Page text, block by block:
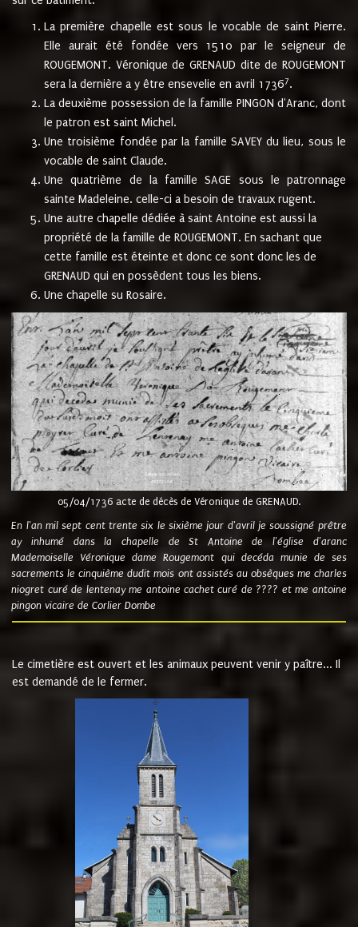
La première chapelle est sous le vocable de saint Pierre.
Elle aurait été fondée vers 1510 par le seigneur de
ROUGEMONT. Véronique de GRENAUD dite de ROUGEMONT
sera la dernière a y être ensevelie en avril 17367.
La deuxième possession de la famille PINGON d'Aranc, dont
le patron est saint Michel.
Une troisième fondée par la famille SAVEY du lieu, sous le
vocable de saint Claude.
Une quatrième de la famille SAGE sous le patronnage
sainte Madeleine. celle-ci a besoin de travaux rugent.
Une autre chapelle dédiée à saint Antoine est aussi la
propriété de la famille de ROUGEMONT. En sachant que
cette famille est éteinte et donc ce sont donc les de
GRENAUD qui en possèdent tous les biens.
Une chapelle su Rosaire.
05/04/1736 acte de décès de Véronique de GRENAUD.
En l'an mil sept cent trente six le sixième jour d'avril je soussigné prêtre
ay inhumé dans la chapelle de St Antoine de l'église d'aranc
Mademoiselle Véronique dame Rougemont qui decéda munie de ses
sacrements le cinquième dudit mois ont assistés au obsèques me charles
niogret curé de lentenay me antoine cachet curé de ???? et me antoine
pingon vicaire de Corlier Dombe
Le cimetière est ouvert et les animaux peuvent venir y paître... Il
est demandé de le fermer.